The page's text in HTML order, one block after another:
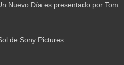
Nuevo Día es presentado por Tom
de Sony Pictures